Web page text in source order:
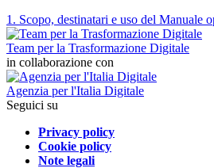
1. Scopo, destinatari e uso del Manuale
Team per la Trasformazione Digitale
in collaborazione con
Agenzia per l'Italia Digitale
Seguici su
Privacy policy
Cookie policy
Note legali